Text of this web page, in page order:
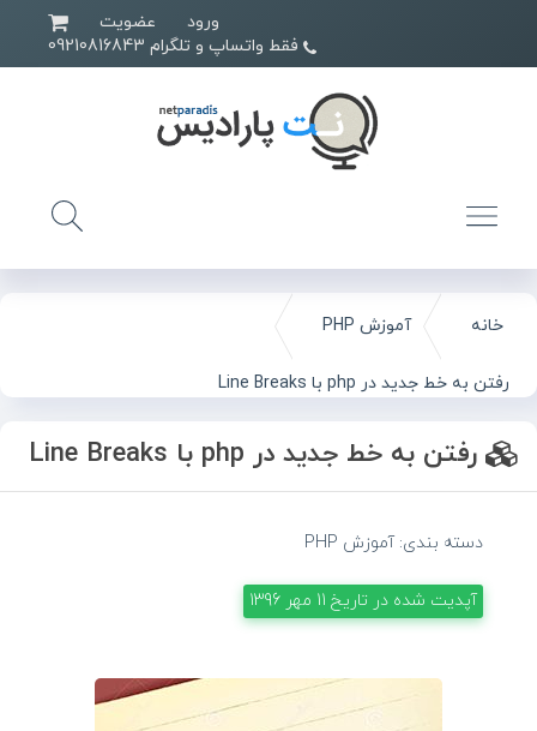
ورود
عضویت
خانه آموزش PHP
رفتن به خط جدید در php با Line Breaks
رفتن به خط جدید در php با Line Breaks
دسته بندی:آموزش PHP
آپدیت شده در تاریخ 11 مهر 1396